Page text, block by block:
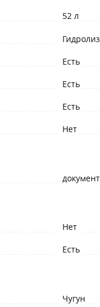
52 л
Есть
Есть
Есть
Нет
Нет
Есть
Чугун